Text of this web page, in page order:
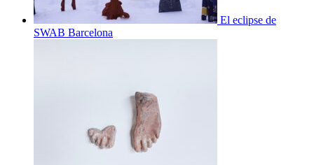
El eclipse de
SWAB Barcelona